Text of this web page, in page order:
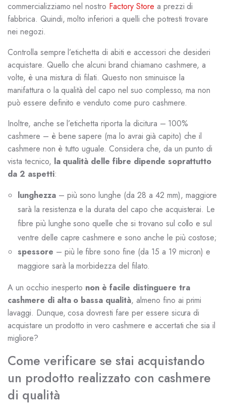
commercializziamo nel nostro Factory Store a prezzi di
fabbrica. Quindi, molto inferiori a quelli che potresti trovare
nei negozi.
Controlla sempre l’etichetta di abiti e accessori che desideri
acquistare. Quello che alcuni brand chiamano cashmere, a
volte, è una mistura di filati. Questo non sminuisce la
manifattura o la qualità del capo nel suo complesso, ma non
può essere definito e venduto come puro cashmere.
Inoltre, anche se l’etichetta riporta la dicitura – 100%
cashmere – è bene sapere (ma lo avrai già capito) che il
cashmere non è tutto uguale. Considera che, da un punto di
vista tecnico, la qualità delle fibre dipende soprattutto
da 2 aspetti:
lunghezza– più sono lunghe (da 28 a 42 mm), maggiore
sarà la resistenza e la durata del capo che acquisterai. Le
fibre più lunghe sono quelle che si trovano sul collo e sul
ventre delle capre cashmere e sono anche le più costose;
spessore – più le fibre sono fine (da 15 a 19 micron) e
maggiore sarà la morbidezza del filato.
A un occhio inesperto non è facile distinguere tra
cashmere di alta o bassa qualità, almeno fino ai primi
lavaggi. Dunque, cosa dovresti fare per essere sicura di
acquistare un prodotto in vero cashmere e accertati che sia il
migliore?
Come verificare se stai acquistando
un prodotto realizzato con cashmere
di qualità